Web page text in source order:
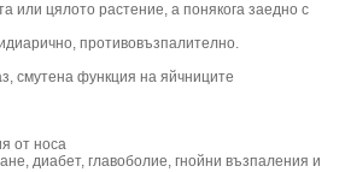
или цялото растение, а понякога заедно с
противовъзпалително.
смутена функция на яйчниците
от носа
диабет, главоболие, гнойни възпаления и